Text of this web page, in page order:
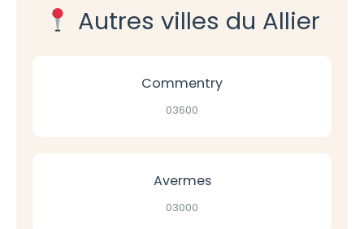
Autres villes du Allier
Commentry
03600
Avermes
03000